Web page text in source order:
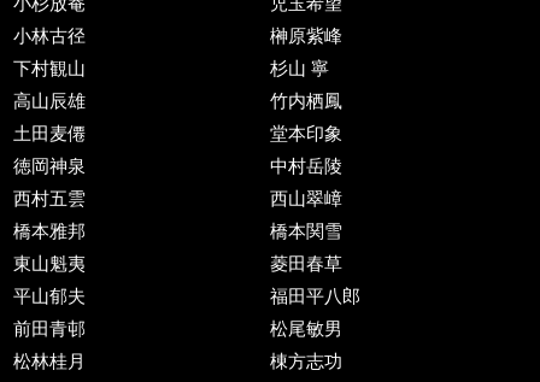
小林古径
榊原紫峰
下村観山
杉山 寧
高山辰雄
竹内栖鳳
土田麦僊
堂本印象
徳岡神泉
中村岳陵
西村五雲
西山翠嶂
橋本雅邦
橋本関雪
東山魁夷
菱田春草
平山郁夫
福田平八郎
前田青邨
松尾敏男
松林桂月
棟方志功